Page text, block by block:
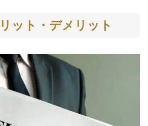
ット・デメリット